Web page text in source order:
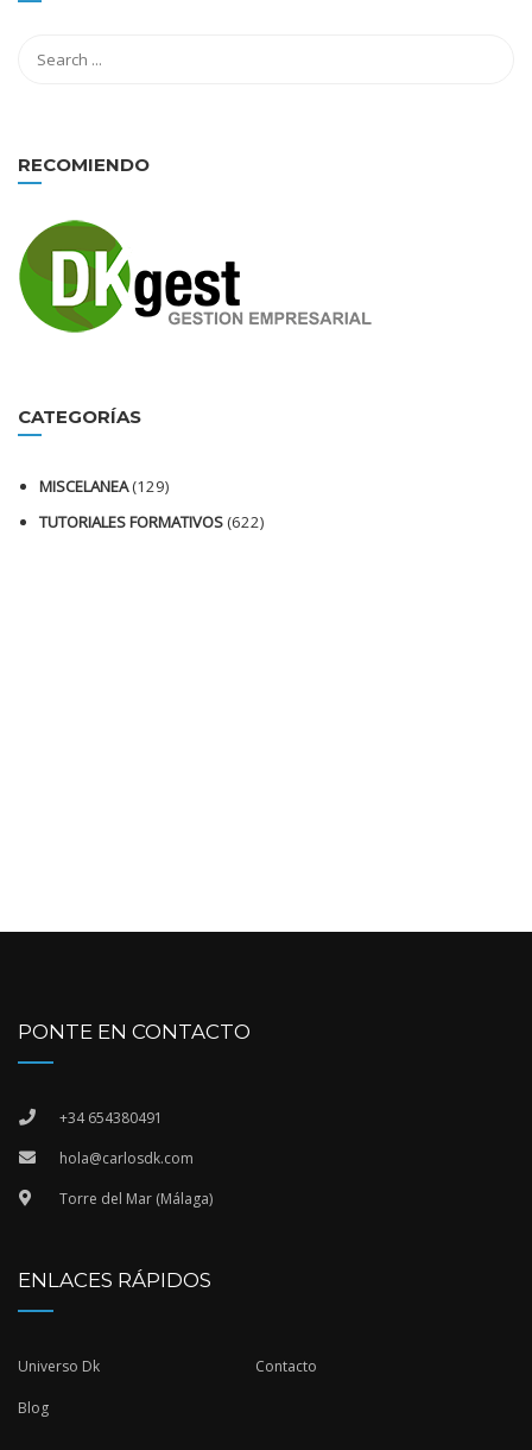
RECOMIENDO
CATEGORÍAS
MISCELANEA(129)
TUTORIALES FORMATIVOS(622)
PONTE EN CONTACTO
+34 654380491
hola@carlosdk.com
Torre del Mar (Málaga)
ENLACES RÁPIDOS
Universo Dk Contacto
Blog